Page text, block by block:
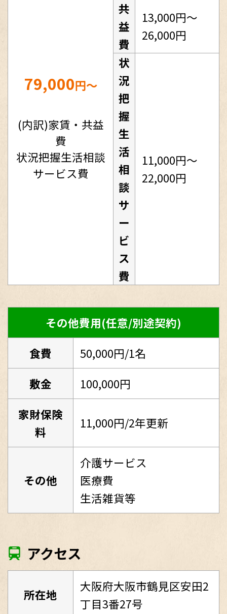
79,000円～
(内訳)家賃・共益
費
状況把握生活相談
サービス費
共
益
費
13,000円～
26,000円
状
況
把
握
生
活
相
談
サ
ー
ビ
ス
費
11,000円～
22,000円
その他費用(任意/別途契約)
食費
50,000円/1名
敷金
100,000円
家財保険
料
11,000円/2年更新
その他
介護サービス
医療費
生活雑貨等
アクセス
所在地
大阪府大阪市鶴見区安田2
丁目3番27号